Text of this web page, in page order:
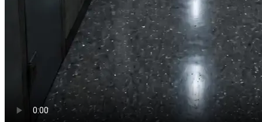
par usne ek minute mein sab barbaad kar diya.